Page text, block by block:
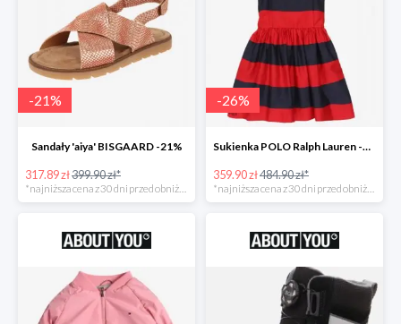
-21%
Sandały 'aiya' BISGAARD -21%
317.89 zł399.90 zł*
*najniższa cena z 30 dni przed obniżką
-26%
Sukienka POLO Ralph Lauren -26%
359.90 zł484.90 zł*
*najniższa cena z 30 dni przed obniżką